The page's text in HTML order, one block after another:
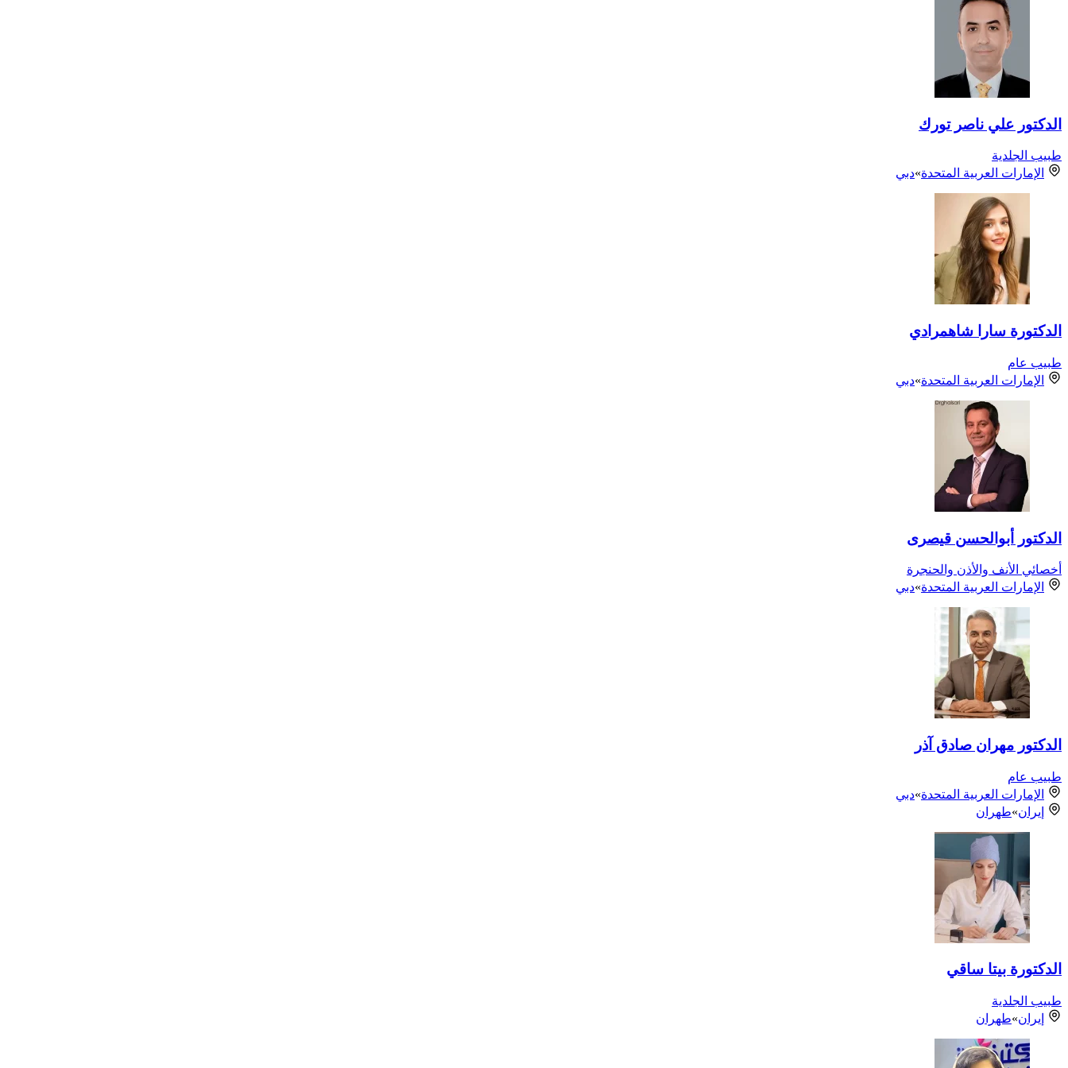
الدكتور علي ناصر تورك
طبيب الجلدية
الإمارات العربية المتحدة»دبي
الدكتورة سارا شاهمرادي
طبيب عام
الإمارات العربية المتحدة»دبي
الدكتور أبوالحسن قيصری
أخصائي الأنف والأذن والحنجرة
الإمارات العربية المتحدة»دبي
الدكتور مهران صادق آذر
طبيب عام
الإمارات العربية المتحدة»دبي
إيران»طهران
الدكتورة بيتا ساقي
طبيب الجلدية
إيران»طهران